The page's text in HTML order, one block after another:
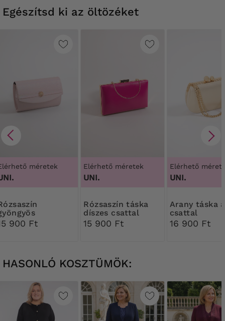
Egészítsd ki az öltözéket
méretek
900 Ft
Elérhető méretek
UNI.
Rózsaszín táska
díszes csattal
15 900 Ft
Elérhető
UNI.
Arany táska arany
csattal
16 900 Ft
HASONLÓ KOSZTÜMÖK: